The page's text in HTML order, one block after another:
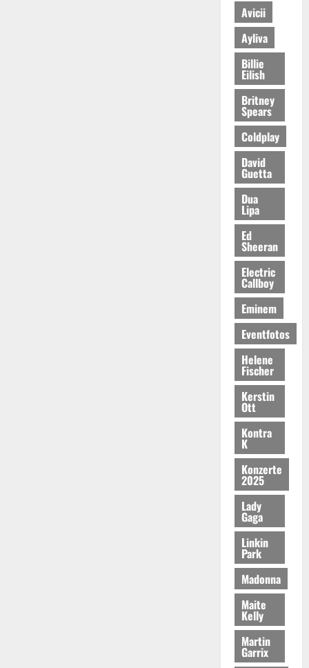
Avicii
Ayliva
Billie
Eilish
Britney
Spears
Coldplay
David
Guetta
Dua
Lipa
Ed
Sheeran
Electric
Callboy
Eminem
Eventfotos
Helene
Fischer
Kerstin
Ott
Kontra
K
Konzerte
2025
Lady
Gaga
Linkin
Park
Madonna
Maite
Kelly
Martin
Garrix